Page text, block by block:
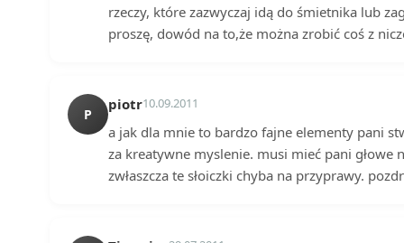
rzeczy, które zazwyczaj idą do śmietnika lub
proszę, dowód na to,że można zrobić coś z
P
piotr10.09.2011
a jak dla mnie to bardzo fajne elementy pani
za kreatywne myslenie. musi mieć pani głowe
zwłaszcza te słoiczki chyba na przyprawy.